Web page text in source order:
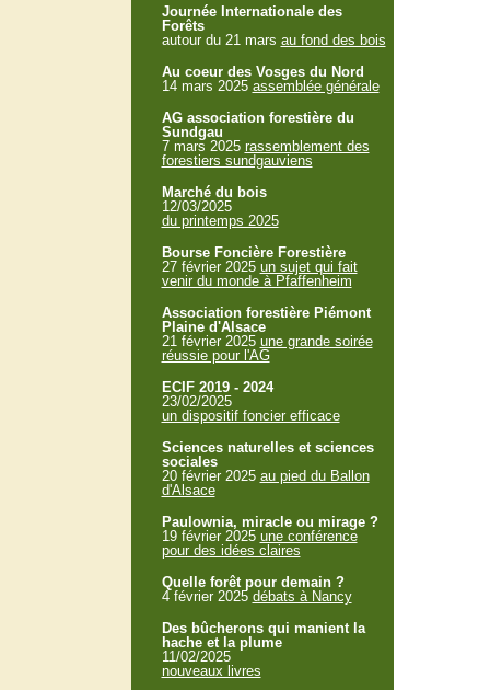
Journée Internationale des
Forêts
autour du 21 mars au fond des bois
Au coeur des Vosges du Nord
14 mars 2025 assemblée générale
AG association forestière du
Sundgau
7 mars 2025 rassemblement des
forestiers sundgauviens
Marché du bois
12/03/2025
du printemps 2025
Bourse Foncière Forestière
27 février 2025 un sujet qui fait
venir du monde à Pfaffenheim
Association forestière Piémont
Plaine d'Alsace
21 février 2025 une grande soirée
réussie pour l'AG
ECIF 2019 - 2024
23/02/2025
un dispositif foncier efficace
Sciences naturelles et sciences
sociales
20 février 2025 au pied du Ballon
d'Alsace
Paulownia, miracle ou mirage ?
19 février 2025 une conférence
pour des idées claires
Quelle forêt pour demain ?
4 février 2025 débats à Nancy
Des bûcherons qui manient la
hache et la plume
11/02/2025
nouveaux livres